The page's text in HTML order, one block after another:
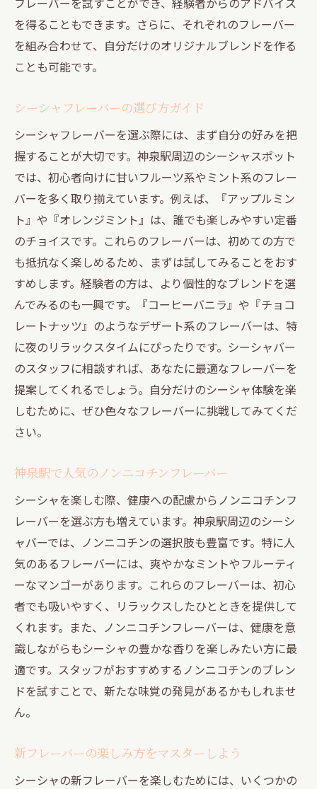
を得ることもできます。さらに、それぞれのフレーバー
を組み合わせて、自分だけのオリジナルブレンドを作る
ことも可能です。
シーシャフレーバーの選び方ガイド
シーシャフレーバーを選ぶ際には、まず自分の好みを把
握することが大切です。神泉駅周辺のシーシャスポット
では、初心者向けに甘いフルーツ系やミント系のフレー
バーを多く取り揃えています。例えば、『アップルミン
ト』や『オレンジミント』は、誰でも楽しみやすい定番
のチョイスです。これらのフレーバーは、初めての方で
も抵抗なく楽しめるため、まずは試してみることをおす
すめします。経験者の方は、より個性的なブレンドを選
んでみるのも一興です。『コーヒーバニラ』や『チョコ
レートナッツ』のようなデザート系のフレーバーは、特
に夜のリラックスタイムにぴったりです。シーシャバー
のスタッフに相談すれば、あなたに最適なフレーバーを
提案してくれるでしょう。自分だけのシーシャ体験を楽
しむために、ぜひ色々なフレーバーに挑戦してみてくだ
さい。
神泉駅で人気のノンニコチンフレーバー
シーシャを楽しむ際、健康への配慮からノンニコチンフ
レーバーを選ぶ方も増えています。神泉駅周辺のシーシ
ャバーでは、ノンニコチンの選択肢も豊富です。特に人
気のあるフレーバーには、爽やかなミントやフルーティ
ーなマンゴーがあります。これらのフレーバーは、初心
者でも吸いやすく、リラックスしたひとときを提供して
くれます。また、ノンニコチンフレーバーは、健康を意
識しながらもシーシャの豊かな香りを楽しみたい方に最
適です。スタッフがおすすめするノンニコチンのブレン
ドを試すことで、新たな味覚の発見があるかもしれませ
ん。
新フレーバーの楽しみ方をマスターしよう
シーシャの新フレーバーを楽しむためには、いくつかの